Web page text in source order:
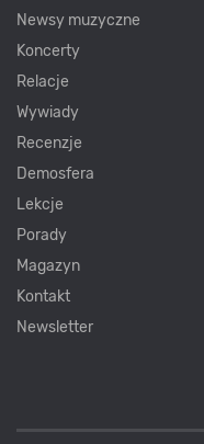
Newsy muzyczne
Koncerty
Relacje
Wywiady
Recenzje
Demosfera
Lekcje
Porady
Magazyn
Kontakt
Newsletter